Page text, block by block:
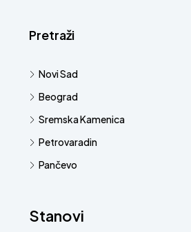
Pretraži
Novi Sad
Beograd
Sremska Kamenica
Petrovaradin
Pančevo
Stanovi